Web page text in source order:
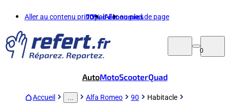
Aller au contenu principalAller au pied de page
70%d'économies
0
AutoMotoScooterQuad
Accueil Alfa Romeo 90 Habitacle